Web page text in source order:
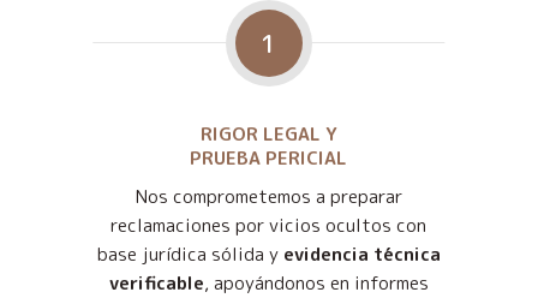
1
RIGOR LEGAL Y
PRUEBA PERICIAL
Nos comprometemos a preparar
reclamaciones por vicios ocultos con
base jurídica sólida y evidencia técnica
verificable, apoyándonos en informes